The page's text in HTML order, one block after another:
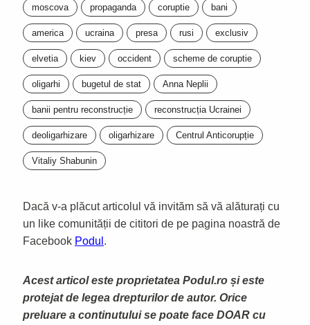
moscova propaganda coruptie bani
america ucraina presa rusi exclusiv
elvetia kiev occident scheme de coruptie
oligarhi bugetul de stat Anna Neplii
banii pentru reconstrucție reconstrucția Ucrainei
deoligarhizare oligarhizare Centrul Anticorupție
Vitaliy Shabunin
Dacă v-a plăcut articolul vă invităm să vă alăturați cu
un like comunității de cititori de pe pagina noastră de
Facebook Podul .
Acest articol este proprietatea Podul.ro și este
protejat de legea drepturilor de autor. Orice
preluare a continutului se poate face DOAR cu